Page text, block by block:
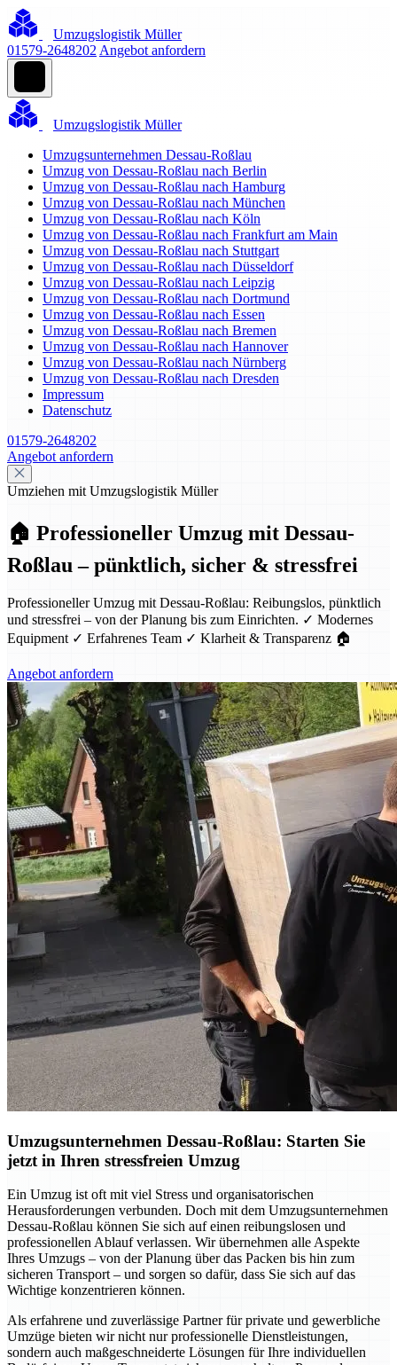
Umzugslogistik Müller
01579-2648202 Angebot anfordern
Umzugslogistik Müller
Umzugsunternehmen Dessau-Roßlau
Umzug von Dessau-Roßlau nach Berlin
Umzug von Dessau-Roßlau nach Hamburg
Umzug von Dessau-Roßlau nach München
Umzug von Dessau-Roßlau nach Köln
Umzug von Dessau-Roßlau nach Frankfurt am Main
Umzug von Dessau-Roßlau nach Stuttgart
Umzug von Dessau-Roßlau nach Düsseldorf
Umzug von Dessau-Roßlau nach Leipzig
Umzug von Dessau-Roßlau nach Dortmund
Umzug von Dessau-Roßlau nach Essen
Umzug von Dessau-Roßlau nach Bremen
Umzug von Dessau-Roßlau nach Hannover
Umzug von Dessau-Roßlau nach Nürnberg
Umzug von Dessau-Roßlau nach Dresden
Impressum
Datenschutz
01579-2648202
Angebot anfordern
Umziehen mit Umzugslogistik Müller
🏠 Professioneller Umzug mit Dessau-
Roßlau – pünktlich, sicher & stressfrei
Professioneller Umzug mit Dessau-Roßlau: Reibungslos, pünktlich
und stressfrei – von der Planung bis zum Einrichten. ✓ Modernes
Equipment ✓ Erfahrenes Team ✓ Klarheit & Transparenz 🏠
Angebot anfordern
Umzugsunternehmen Dessau-Roßlau: Starten Sie
jetzt in Ihren stressfreien Umzug
Ein Umzug ist oft mit viel Stress und organisatorischen
Herausforderungen verbunden. Doch mit dem Umzugsunternehmen
Dessau-Roßlau können Sie sich auf einen reibungslosen und
professionellen Ablauf verlassen. Wir übernehmen alle Aspekte
Ihres Umzugs – von der Planung über das Packen bis hin zum
sicheren Transport – und sorgen so dafür, dass Sie sich auf das
Wichtige konzentrieren können.
Als erfahrene und zuverlässige Partner für private und gewerbliche
Umzüge bieten wir nicht nur professionelle Dienstleistungen,
sondern auch maßgeschneiderte Lösungen für Ihre individuellen